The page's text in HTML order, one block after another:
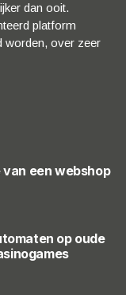
dan ooit.
platform
worden, over zeer
een webshop
op oude